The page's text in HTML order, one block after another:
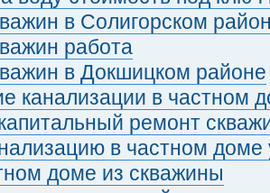
в Солигорском
работа
в Докшицком районе
канализации в частном
ремонт
в частном доме
доме из скважины